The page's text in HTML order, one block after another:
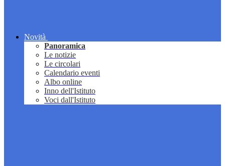
Novità
Panoramica
Le notizie
Le circolari
Calendario eventi
Albo online
Inno dell'Istituto
Voci dall'Istituto